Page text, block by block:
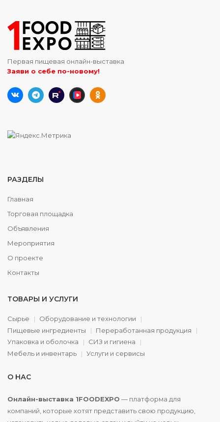
Первая пищевая онлайн-выставка
Заяви о себе по-новому!
РАЗДЕЛЫ
Главная
Торговая площадка
Объявления
Мероприятия
О проекте
Контакты
ТОВАРЫ И УСЛУГИ
Сырье
Оборудование и технологии
Пищевые ингредиенты
Переработанная продукция
Упаковка и оболочка
СИЗ и гигиена
Мебель и инвентарь
Услуги и сервисы
О НАС
Онлайн-выставка 1FOODEXPO — платформа для
компаний, которые хотят представить свою продукцию,